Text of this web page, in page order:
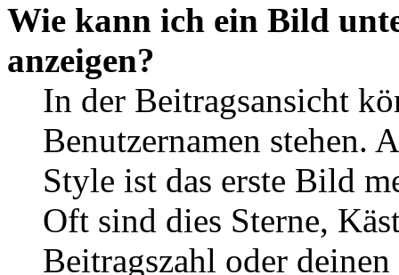
Wie kann ich ein Bild
anzeigen?
In der Beitragsansicht
Benutzernamen stehen.
Style ist das erste Bild
Oft sind dies Sterne,
Beitragszahl oder